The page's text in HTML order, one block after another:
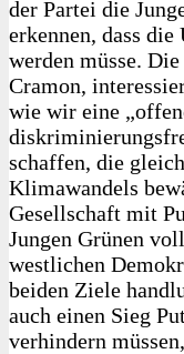
der Partei die
erkennen, dass
werden müsse.
Cramon,
wie wir eine
schaffen, die
Klimawandels
Gesellschaft mit
Jungen Grünen
westlichen
beiden Ziele
auch einen Sieg
verhindern